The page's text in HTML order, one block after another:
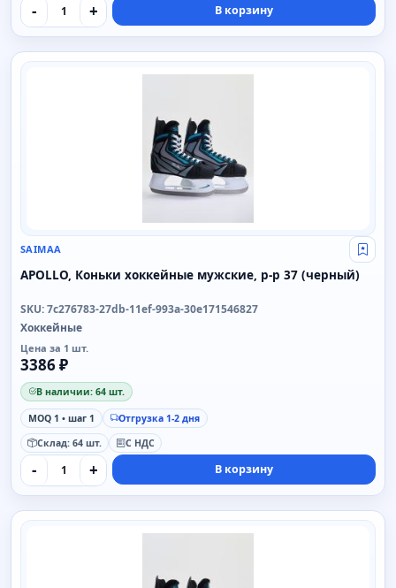
- + В корзину
SAIMAA
SAIMAA Свой
APOLLO, Коньки хоккейные мужские, р-р 37 (черный)
SKU: 7c276783-27db-11ef-993a-30e171546827
Хоккейные
Цена за 1 шт.
3386 ₽
В наличии: 64 шт.
MOQ 1 • шаг 1
Отгрузка 1-2 дня
Склад: 64 шт.
С НДС
- + В корзину
SAIMAA